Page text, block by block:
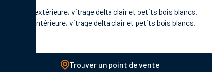
En face extérieure, vitrage delta clair et petits bois blancs.
En face intérieure, vitrage delta clair et petits bois blancs.
Trouver un point de vente